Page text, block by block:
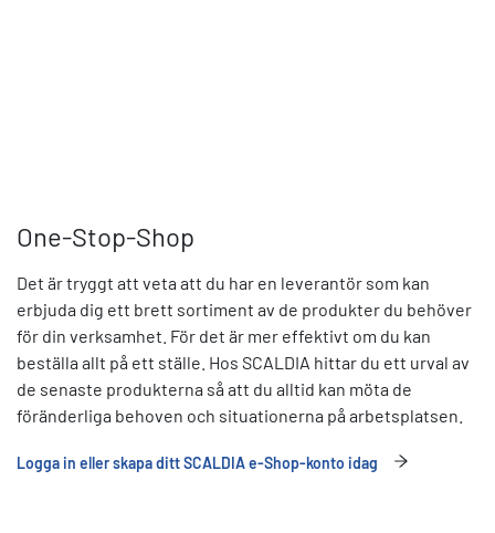
One-Stop-Shop
Det är tryggt att veta att du har en leverantör som kan
erbjuda dig ett brett sortiment av de produkter du behöver
för din verksamhet. För det är mer effektivt om du kan
beställa allt på ett ställe. Hos SCALDIA hittar du ett urval av
de senaste produkterna så att du alltid kan möta de
föränderliga behoven och situationerna på arbetsplatsen.
Logga in eller skapa ditt SCALDIA e-Shop-konto idag